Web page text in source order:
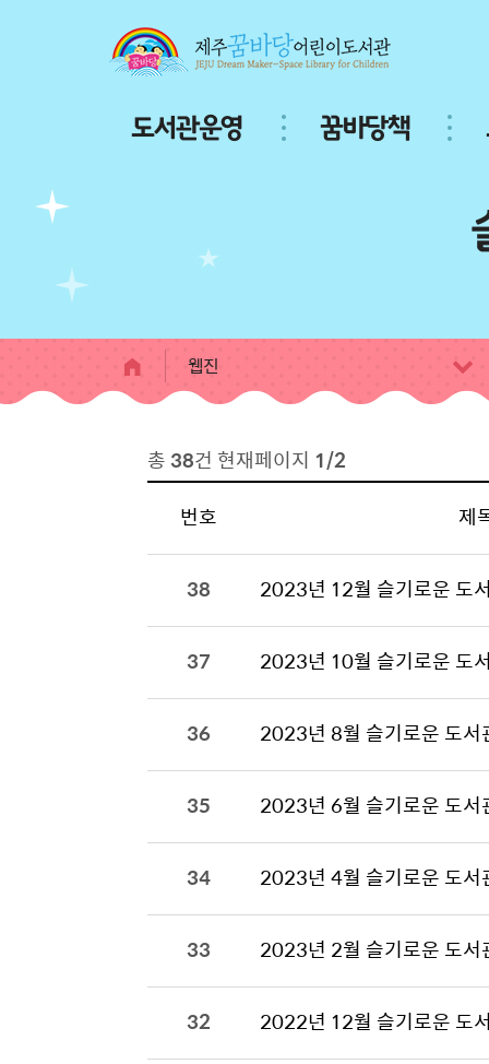
도서관운영 꿈바당책
웹진
총 38건 현재페이지 1/2
번호 제
38 2023년 12월 슬기로운 도
37 2023년 10월 슬기로운 도
36 2023년 8월 슬기로운 도서
35 2023년 6월 슬기로운 도서
34 2023년 4월 슬기로운 도서
33 2023년 2월 슬기로운 도서
32 2022년 12월 슬기로운 도